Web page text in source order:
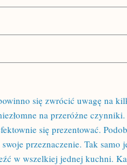
się zwrócić uwagę na
na przeróżne
się prezentować.
swoje przeznaczenie. Tak
w wszelkiej jednej kuchni.